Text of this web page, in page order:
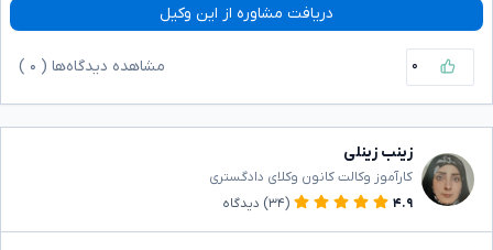
دریافت مشاوره از این وکیل
۰ مشاهده دیدگاه‌ها ( ۰
زینب زینلی
کارآموز وکالت کانون وکلای دادگستری
۴.۹
(۳۴) دیدگاه